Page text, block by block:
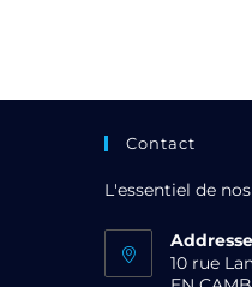
Contact
L'essentiel de
10 rue